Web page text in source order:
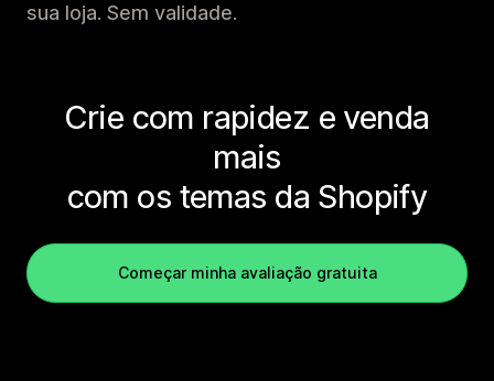
sua loja. Sem validade.
Crie com rapidez e venda
mais
com os temas da Shopify
Começar minha avaliação gratuita